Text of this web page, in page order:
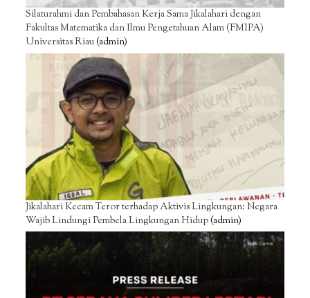
Silaturahmi dan Pembahasan Kerja Sama Jikalahari dengan
Fakultas Matematika dan Ilmu Pengetahuan Alam (FMIPA)
Universitas Riau(admin)
Jikalahari Kecam Teror terhadap Aktivis Lingkungan: Negara
Wajib Lindungi Pembela Lingkungan Hidup(admin)